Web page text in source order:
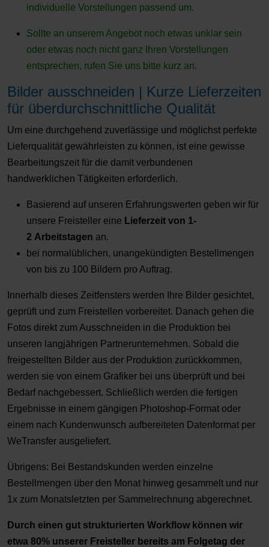
individuelle Vorstellungen passend um.
Sollte an unserem Angebot noch etwas unklar sein
oder etwas noch nicht ganz Ihren Vorstellungen
entsprechen, rufen Sie uns bitte kurz an.
Bilder ausschneiden | Kurze Lieferzeiten
für überdurchschnittliche Qualität
Um eine durchgehend zuverlässige und möglichst perfekte
Lieferqualität gewährleisten zu können, ist eine gewisse
Bearbeitungszeit für die damit verbundenen
handwerklichen Tätigkeiten erforderlich.
Basierend auf unseren Erfahrungswerten geben wir für
unsere Freisteller eine Lieferzeit von 1-
2 Arbeitstagen an.
bei normalüblichen, unangekündigten Bestellmengen
von bis zu 100 Bildern pro Auftrag.
Innerhalb dieses Zeitfensters werden Ihre Bilder gesichtet,
geprüft und zum Freistellen vorbereitet. Danach gehen die
Fotos direkt zum Ausschneiden in die Produktion bei
unseren langjährigen Partnerunternehmen. Sobald die
freigestellten Bilder aus der Produktion zurückkommen,
werden sie von einem Grafiker bei uns überprüft und bei
Bedarf nachgebessert. Schließlich werden die fertigen
Ergebnisse in einem gängigen Photoshop-Format oder
einem nach Kundenwunsch aufbereiteten Datenformat per
WeTransfer ausgeliefert.
Übrigens: Bei Bestandskunden werden einzelne
Bestellmengen über den Monat hinweg gesammelt und nur
1x zum Monatsletzten per Sammelrechnung abgerechnet.
Durch einen gut strukturierten Workflow können wir
etwa 80% unserer Freisteller bereits am Folgetag der